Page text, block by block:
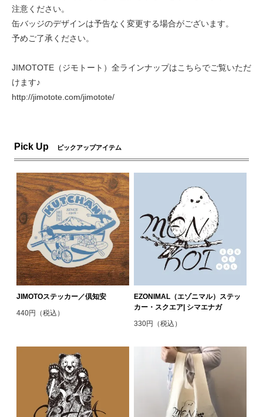
注意ください。
缶バッジのデザインは予告なく変更する場合がございます。
予めご了承ください。
JIMOTOTE（ジモトート）全ラインナップはこちらでご覧いただ
けます♪
http://jimotote.com/jimotote/
Pick Up ピックアップアイテム
JIMOTOステッカー／倶知安
440円（税込）
EZONIMAL（エゾニマル）ステッ
カー・スクエア| シマエナガ
330円（税込）